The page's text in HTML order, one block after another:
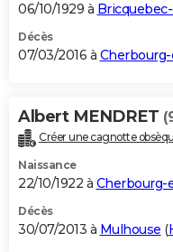
06/10/1929 à
Décès
07/03/2016 à
Albert MENDRET
Créer une cagnotte
Naissance
22/10/1922 à Cherbourg-
Décès
30/07/2013 à Mulhouse (